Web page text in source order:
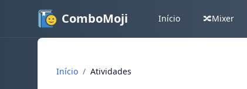
ComboMoji Início 🔀Mixer
Início / Atividades